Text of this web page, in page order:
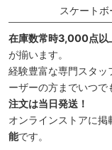
スケート
在庫数常時3,000点以
が揃います。
経験豊富な専門スタッ
ーザーの方までいつで
注文は当日発送！
オンラインストアに掲
能です。